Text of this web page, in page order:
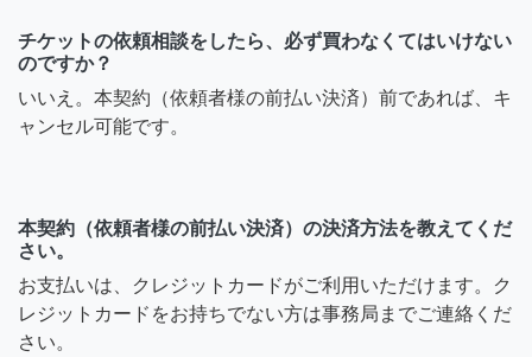
チケットの依頼相談をしたら、必ず買わなくてはいけない
のですか？
いいえ。本契約（依頼者様の前払い決済）前であれば、キ
ャンセル可能です。
本契約（依頼者様の前払い決済）の決済方法を教えてくだ
さい。
お支払いは、クレジットカードがご利用いただけます。ク
レジットカードをお持ちでない方は事務局までご連絡くだ
さい。